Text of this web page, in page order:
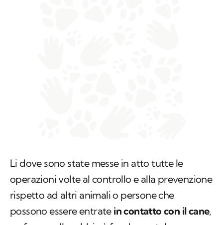
Li dove sono state messe in atto tutte le
operazioni volte al controllo e alla prevenzione
rispetto ad altri animali o persone che
possono essere entrate in contatto con il cane,